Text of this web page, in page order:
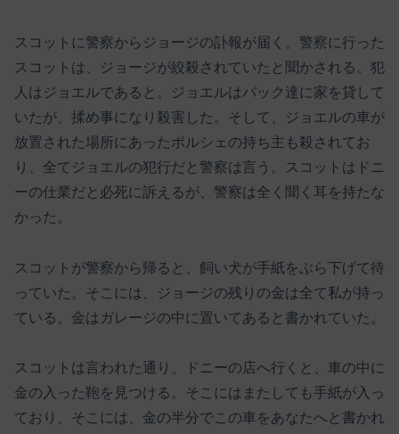
スコットに警察からジョージの訃報が届く。警察に行った
スコットは、ジョージが絞殺されていたと聞かされる。犯
人はジョエルであると。ジョエルはバック達に家を貸して
いたが、揉め事になり殺害した。そして、ジョエルの車が
放置された場所にあったポルシェの持ち主も殺されてお
り、全てジョエルの犯行だと警察は言う。スコットはドニ
ーの仕業だと必死に訴えるが、警察は全く聞く耳を持たな
かった。
スコットが警察から帰ると、飼い犬が手紙をぶら下げて待
っていた。そこには、ジョージの残りの金は全て私が持っ
ている。金はガレージの中に置いてあると書かれていた。
スコットは言われた通り、ドニーの店へ行くと、車の中に
金の入った鞄を見つける。そこにはまたしても手紙が入っ
ており、そこには、金の半分でこの車をあなたへと書かれ